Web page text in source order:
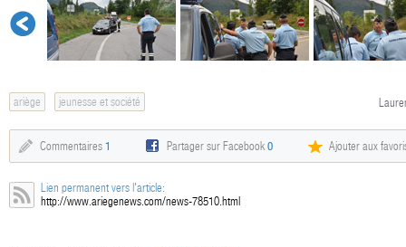
ariège jeunesse et société
Commentaires 1 Partager sur Facebook0 Ajouter aux
Lien permanent vers l'article:
http://www.ariegenews.com/news-78510.html